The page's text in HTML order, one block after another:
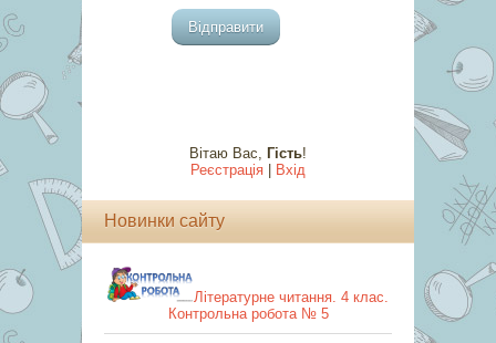
Відправити
Вітаю Вас, Гість!
Реєстрація
Вхід
Новинки сайту
Літературне читання. 4 клас.
Контрольна робота № 5